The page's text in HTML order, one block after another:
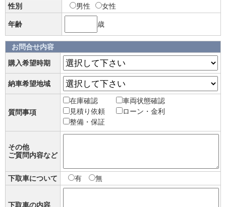
性別
男性 女性
年齢 歳
お問合せ内容
購入希望時期
納車希望地域
質問事項
在庫確認
車両状態確認
見積り依頼
ローン・金利
整備・保証
その他
ご質問内容など
下取車について 有 無
下取車の内容